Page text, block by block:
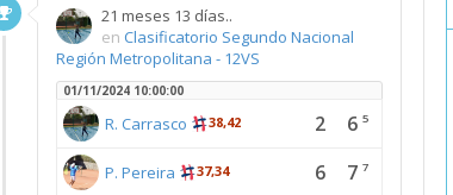
21 meses 13 días..
en Clasificatorio Segundo Nacional
Región Metropolitana - 12VS
01/11/2024 10:00:00
R. Carrasco 38,42 2 6 5
P. Pereira 37,34 6 7 7